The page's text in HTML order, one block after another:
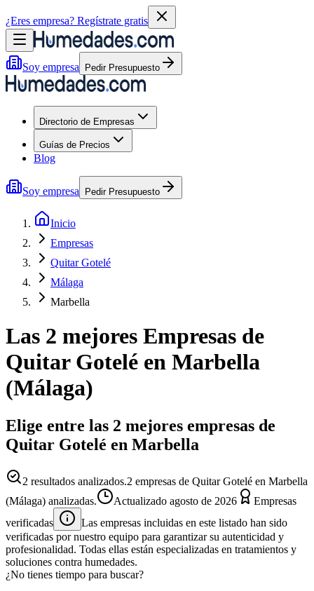
¿Eres empresa? Regístrate gratis
Soy empresa Pedir Presupuesto
Directorio de Empresas
Guías de Precios
Blog
Soy empresa Pedir Presupuesto
Inicio
Empresas
Quitar Gotelé
Málaga
Marbella
Las 2 mejores Empresas de
Quitar Gotelé en Marbella
(Málaga)
Elige entre las 2 mejores empresas de
Quitar Gotelé en Marbella
2 resultados analizados.2 empresas de Quitar Gotelé en Marbella
(Málaga) analizadas.
Actualizado agosto de 2026
Empresas
verificadas
Las empresas incluidas en este listado han sido
verificadas por nuestro equipo para garantizar su autenticidad y
profesionalidad. Todas ellas están especializadas en tratamientos y
soluciones contra humedades.
¿No tienes tiempo para buscar?